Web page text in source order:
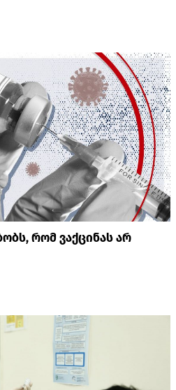
რომ ვაქცინას არ